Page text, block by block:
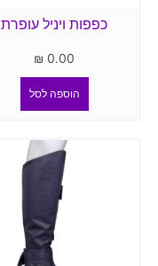
כפפות ויניל עופרת
0.00
₪
הוספה לסל